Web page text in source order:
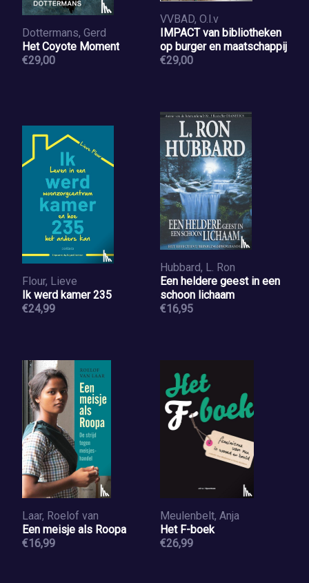
Dottermans, Gerd
Het Coyote Moment
€29,00
VVBAD, O.l.v
IMPACT van bibliotheken
op burger en maatschappij
€29,00
Flour, Lieve
Ik werd kamer 235
€24,99
Hubbard, L. Ron
Een heldere geest in een
schoon lichaam
€16,95
Laar, Roelof van
Een meisje als Roopa
€16,99
Meulenbelt, Anja
Het F-boek
€26,99